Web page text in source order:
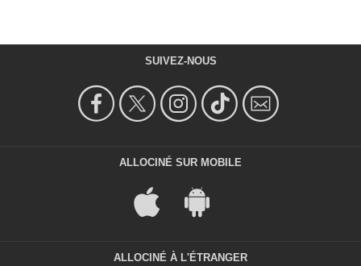
SUIVEZ-NOUS
ALLOCINÉ SUR MOBILE
ALLOCINÉ À L'ÉTRANGER